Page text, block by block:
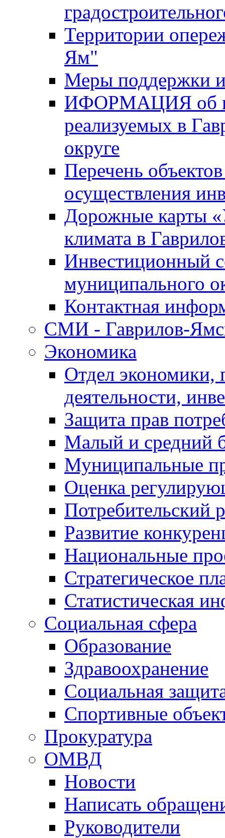
Территории
Ям"
Меры поддержки
ИФОРМАЦИЯ об
реализуемых в
округе
Перечень
осуществления
Дорожные карты
климата в
Инвестиционный
муниципального
Контактная
СМИ - Гаврилов-
Экономика
Отдел экономики,
деятельности,
Защита прав
Малый и средний
Муниципальные
Оценка
Потребительский
Развитие
Национальные
Стратегическое
Статистическая
Социальная сфера
Образование
Здравоохранение
Социальная
Спортивные
Прокуратура
ОМВД
Новости
Написать
Руководители